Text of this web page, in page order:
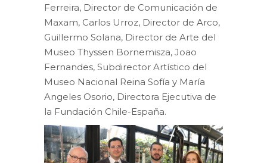
Ferreira, Director de Comunicación de
Maxam, Carlos Urroz, Director de Arco,
Guillermo Solana, Director de Arte del
Museo Thyssen Bornemisza, Joao
Fernandes, Subdirector Artístico del
Museo Nacional Reina Sofía y María
Angeles Osorio, Directora Ejecutiva de
la Fundación Chile-España.